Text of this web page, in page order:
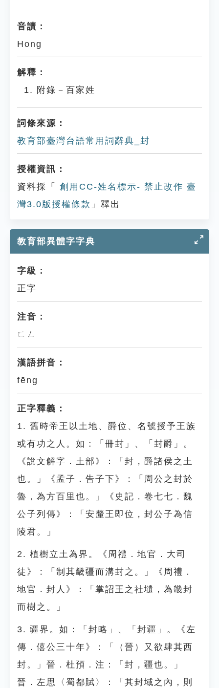
音讀：
Hong
解釋：
附錄－百家姓
詞條來源：
教育部臺灣台語常用詞辭典_封
授權資訊：
資料採「
創用CC-姓名標示- 禁止改作 臺
灣3.0版授權條款 」釋出
教育部異體字字典
字級：
正字
注音：
ㄈㄥ
漢語拼音：
fēng
正字釋義：
1. 舊時帝王以土地、爵位、名號授予王族
或有功之人。如：「冊封」、「封爵」。
《說文解字．土部》：「封，爵諸侯之土
也。」《孟子．告子下》：「周公之封於
魯，為方百里也。」《史記．卷七七．魏
公子列傳》：「安釐王即位，封公子為信
陵君。」
2. 植樹立土為界。《周禮．地官．大司
徒》：「制其畿疆而溝封之。」《周禮．
地官．封人》：「掌詔王之社壝，為畿封
而樹之。」
3. 疆界。如：「封略」、「封疆」。《左
傳．僖公三十年》：「（晉）又欲肆其西
封。」晉．杜預．注：「封，疆也。」
晉．左思〈蜀都賦〉：「其封域之內，則